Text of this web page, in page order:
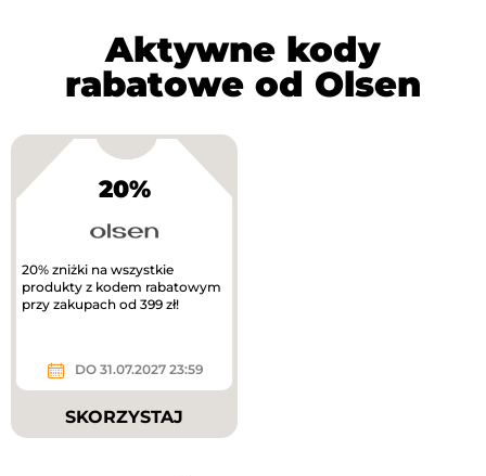
Aktywne kody
rabatowe od Olsen
20%
20% zniżki na wszystkie
produkty z kodem rabatowym
przy zakupach od 399 zł!
DO 31.07.2027 23:59
SKORZYSTAJ